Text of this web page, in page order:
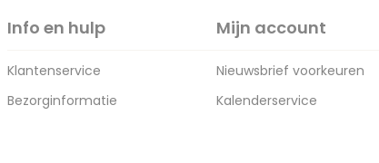
Info en hulp
Klantenservice
Bezorginformatie
Mijn account
Nieuwsbrief voorkeuren
Kalenderservice